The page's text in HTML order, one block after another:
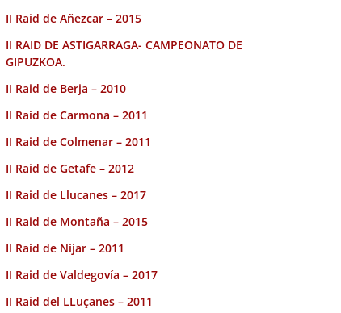
II Raid de Añezcar – 2015
II RAID DE ASTIGARRAGA- CAMPEONATO DE
GIPUZKOA.
II Raid de Berja – 2010
II Raid de Carmona – 2011
II Raid de Colmenar – 2011
II Raid de Getafe – 2012
II Raid de Llucanes – 2017
II Raid de Montaña – 2015
II Raid de Nijar – 2011
II Raid de Valdegovía – 2017
II Raid del LLuçanes – 2011